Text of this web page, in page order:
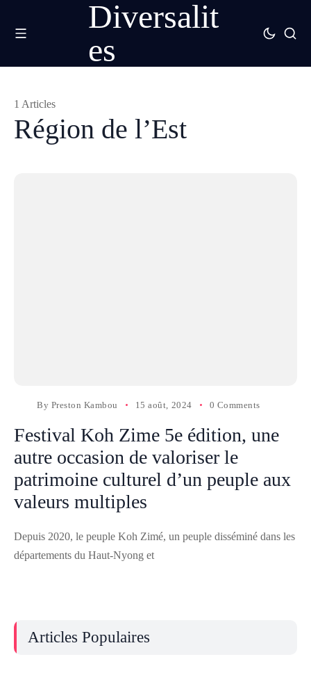
Diversalit
es
Région de l’Est
1 Articles
By Preston Kambou 15 août, 2024 0 Comments
Festival Koh Zime 5e édition, une
autre occasion de valoriser le
patrimoine culturel d’un peuple aux
valeurs multiples
Depuis 2020, le peuple Koh Zimé, un peuple disséminé dans les
départements du Haut-Nyong et
Articles Populaires